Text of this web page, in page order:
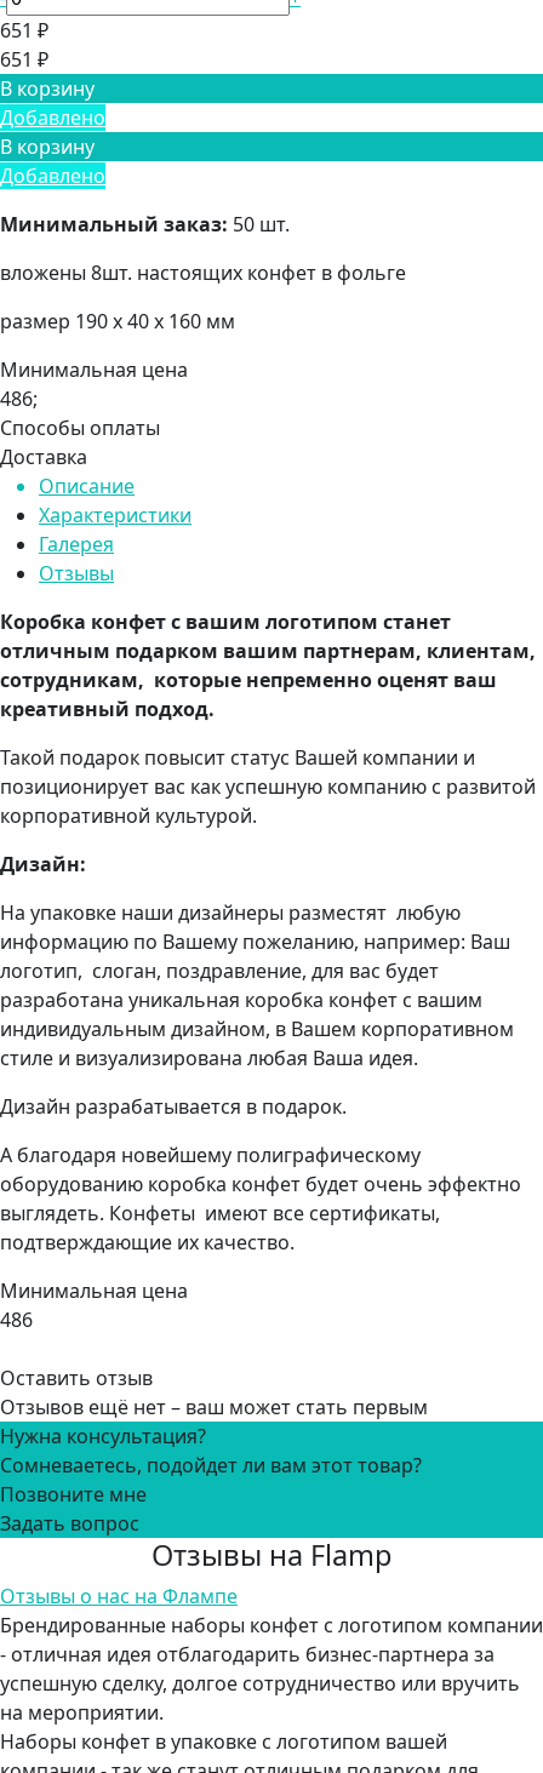
651 ₽
651 ₽
В корзину
Добавлено
В корзину
Добавлено
Минимальный заказ: 50 шт.
вложены 8шт. настоящих конфет в фольге
размер 190 х 40 х 160 мм
Минимальная цена
486;
Способы оплаты
Доставка
Описание
Характеристики
Галерея
Отзывы
Коробка конфет с вашим логотипом станет
отличным подарком вашим партнерам, клиентам,
сотрудникам, которые непременно оценят ваш
креативный подход.
Такой подарок повысит статус Вашей компании и
позиционирует вас как успешную компанию с развитой
корпоративной культурой.
Дизайн:
На упаковке наши дизайнеры разместят любую
информацию по Вашему пожеланию, например: Ваш
логотип, слоган, поздравление, для вас будет
разработана уникальная коробка конфет с вашим
индивидуальным дизайном, в Вашем корпоративном
стиле и визуализирована любая Ваша идея.
Дизайн разрабатывается в подарок.
А благодаря новейшему полиграфическому
оборудованию коробка конфет будет очень эффектно
выглядеть. Конфеты имеют все сертификаты,
подтверждающие их качество.
Минимальная цена
486
Оставить отзыв
Отзывов ещё нет – ваш может стать первым
Нужна консультация?
Сомневаетесь, подойдет ли вам этот товар?
Позвоните мне
Задать вопрос
Отзывы на Flamp
Отзывы о нас на Флампе
Брендированные наборы конфет с логотипом компании
- отличная идея отблагодарить бизнес-партнера за
успешную сделку, долгое сотрудничество или вручить
на мероприятии.
Наборы конфет в упаковке с логотипом вашей